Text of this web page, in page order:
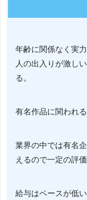
年齢に関係なく実
人の出入りが激し
る。
有名作品に関われ
業界の中では有名
えるので一定の評
給与はベースが低